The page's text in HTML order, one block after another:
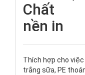
Chất
nền in
Thích hợp cho việc
trắng sữa, PE